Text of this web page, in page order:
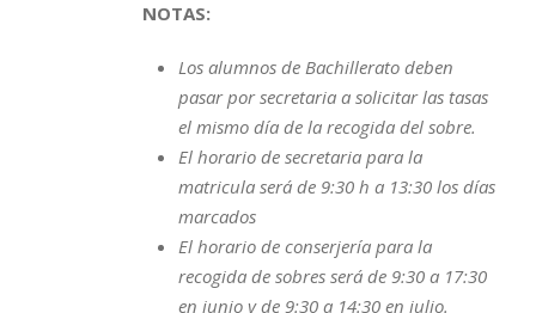
NOTAS:
Los alumnos de Bachillerato deben
pasar por secretaria a solicitar las tasas
el mismo día de la recogida del sobre.
El horario de secretaria para la
matricula será de 9:30 h a 13:30 los días
marcados
El horario de conserjería para la
recogida de sobres será de 9:30 a 17:30
en junio y de 9:30 a 14:30 en julio.